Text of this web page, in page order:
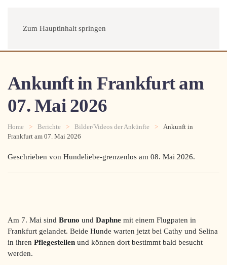
Zum Hauptinhalt springen
Menü
Ankunft in Frankfurt am
07. Mai 2026
Home Berichte Bilder/Videos der Ankünfte
Ankunft in
Frankfurt am 07. Mai 2026
Geschrieben von Hundeliebe-grenzenlos am 08. Mai 2026.
Am 7. Mai sind Bruno und Daphne mit einem Flugpaten in
Frankfurt gelandet. Beide Hunde warten jetzt bei Cathy und Selina
in ihren Pflegestellen und können dort bestimmt bald besucht
werden.